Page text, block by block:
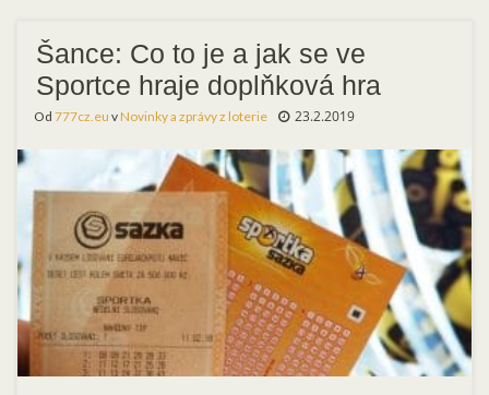
Šance: Co to je a jak se ve
Sportce hraje doplňková hra
Od 777cz.eu vNovinky a zprávy z loterie 23.2.2019